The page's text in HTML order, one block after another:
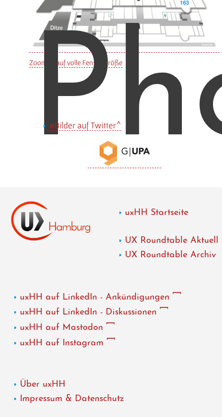
Zoomen auf volle Fenstergröße
Bilder auf Twitter
uxHH Startseite
UX Roundtable Aktuell
UX Roundtable Archiv
uxHH auf LinkedIn - Ankündigungen
uxHH auf LinkedIn - Diskussionen
uxHH auf Mastodon
uxHH auf Instagram
Über uxHH
Impressum & Datenschutz